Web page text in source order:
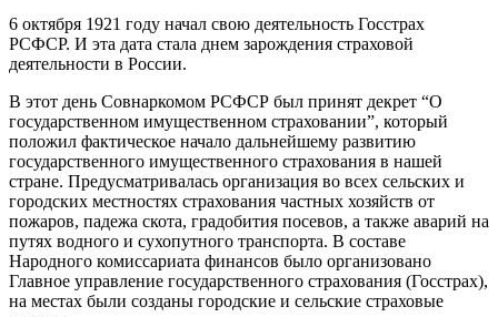
6 октября 1921 году начал свою деятельность Госстрах
РСФСР. И эта дата стала днем зарождения страховой
деятельности в России.
В этот день Совнаркомом РСФСР был принят декрет “О
государственном имущественном страховании”, который
положил фактическое начало дальнейшему развитию
государственного имущественного страхования в нашей
стране. Предусматривалась организация во всех сельских и
городских местностях страхования частных хозяйств от
пожаров, падежа скота, градобития посевов, а также аварий на
путях водного и сухопутного транспорта. В составе
Народного комиссариата финансов было организовано
Главное управление государственного страхования (Госстрах),
на местах были созданы городские и сельские страховые